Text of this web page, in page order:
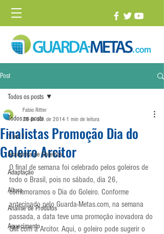
Post
Todos os posts
1 vs. 1
Academia de Goleiros
Adaptação
Altura
Análise de Produtos
Aquecimento
Todos os posts
Finalistas Promoção Dia do
Goleiro Arcitor
Fabio Ritter
28 de abr. de 2014 1 min de leitura
O final de semana foi celebrado pelos goleiros de
todo o Brasil, pois no sábado, dia 26,
comemoramos o Dia do Goleiro. Conforme
antecipado pelo Guarda-Metas.com, na semana
passada, a data teve uma promoção inovadora do
GM com a Arcitor. Aqui, o goleiro pode sugerir o